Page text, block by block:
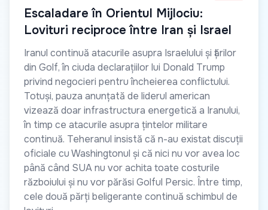
Escaladare în Orientul Mijlociu:
Lovituri reciproce între Iran și Israel
Iranul continuă atacurile asupra Israelului și țărilor
din Golf, în ciuda declarațiilor lui Donald Trump
privind negocieri pentru încheierea conflictului.
Totuși, pauza anunțată de liderul american
vizează doar infrastructura energetică a Iranului,
în timp ce atacurile asupra țintelor militare
continuă. Teheranul insistă că n-au existat discuții
oficiale cu Washingtonul și că nici nu vor avea loc
până când SUA nu vor achita toate costurile
războiului și nu vor părăsi Golful Persic. Între timp,
cele două părți beligerante continuă schimbul de